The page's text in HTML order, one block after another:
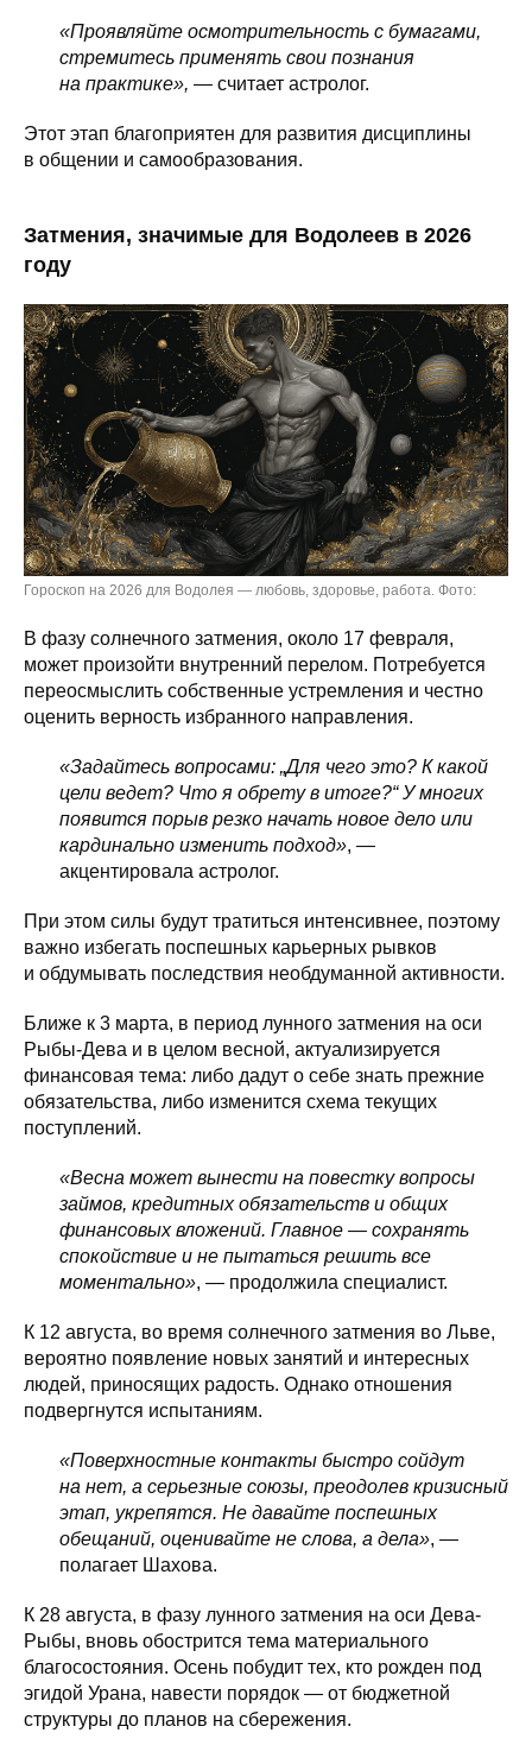
«Проявляйте осмотрительность с бумагами,
стремитесь применять свои познания
на практике», — считает астролог.
Этот этап благоприятен для развития дисциплины
в общении и самообразования.
Затмения, значимые для Водолеев в 2026
году
Гороскоп на 2026 для Водолея — любовь, здоровье, работа. Фото:
В фазу солнечного затмения, около 17 февраля,
может произойти внутренний перелом. Потребуется
переосмыслить собственные устремления и честно
оценить верность избранного направления.
«Задайтесь вопросами: „Для чего это? К какой
цели ведет? Что я обрету в итоге?“ У многих
появится порыв резко начать новое дело или
кардинально изменить подход», —
акцентировала астролог.
При этом силы будут тратиться интенсивнее, поэтому
важно избегать поспешных карьерных рывков
и обдумывать последствия необдуманной активности.
Ближе к 3 марта, в период лунного затмения на оси
Рыбы-Дева и в целом весной, актуализируется
финансовая тема: либо дадут о себе знать прежние
обязательства, либо изменится схема текущих
поступлений.
«Весна может вынести на повестку вопросы
займов, кредитных обязательств и общих
финансовых вложений. Главное — сохранять
спокойствие и не пытаться решить все
моментально», — продолжила специалист.
К 12 августа, во время солнечного затмения во Льве,
вероятно появление новых занятий и интересных
людей, приносящих радость. Однако отношения
подвергнутся испытаниям.
«Поверхностные контакты быстро сойдут
на нет, а серьезные союзы, преодолев кризисный
этап, укрепятся. Не давайте поспешных
обещаний, оценивайте не слова, а дела», —
полагает Шахова.
К 28 августа, в фазу лунного затмения на оси Дева-
Рыбы, вновь обострится тема материального
благосостояния. Осень побудит тех, кто рожден под
эгидой Урана, навести порядок — от бюджетной
структуры до планов на сбережения.